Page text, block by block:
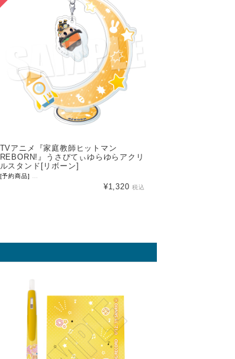
・素材：紙、金属、PP ・サイズ：約W75mm×H75mm以内 (ダイヤ
】シリーズの描き起こしイラストを使用した「うさびてぃトレーディンググ
TVアニメ『家庭教師ヒットマン
REBORN!』うさびてぃゆらゆらアクリ
ルスタンド[リボーン]
[予約商品]
¥1,320税込